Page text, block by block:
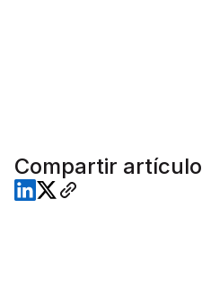
Compartir artículo